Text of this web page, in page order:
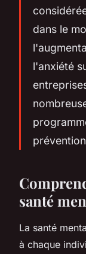
dans le
l'anxiété
santé
La santé
à chaque